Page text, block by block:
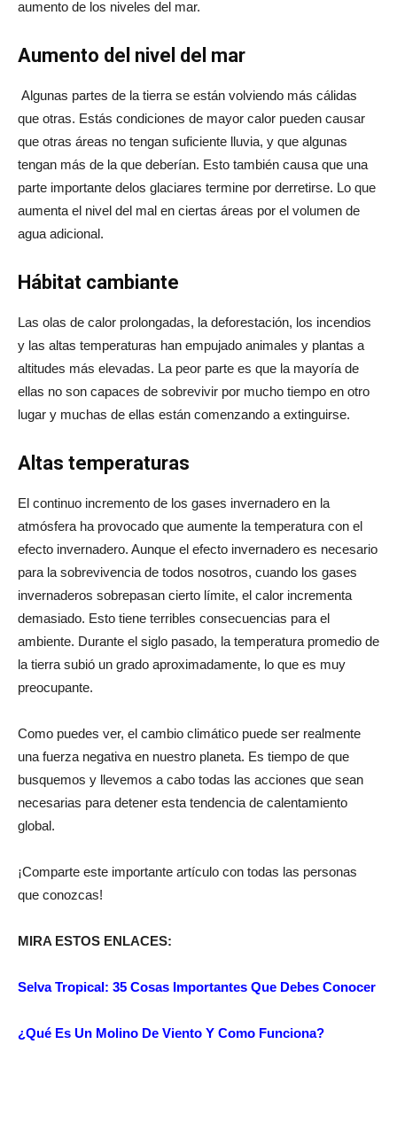
aumento de los niveles del mar.
Aumento del nivel del mar
Algunas partes de la tierra se están volviendo más cálidas
que otras. Estás condiciones de mayor calor pueden causar
que otras áreas no tengan suficiente lluvia, y que algunas
tengan más de la que deberían. Esto también causa que una
parte importante delos glaciares termine por derretirse. Lo que
aumenta el nivel del mal en ciertas áreas por el volumen de
agua adicional.
Hábitat cambiante
Las olas de calor prolongadas, la deforestación, los incendios
y las altas temperaturas han empujado animales y plantas a
altitudes más elevadas. La peor parte es que la mayoría de
ellas no son capaces de sobrevivir por mucho tiempo en otro
lugar y muchas de ellas están comenzando a extinguirse.
Altas temperaturas
El continuo incremento de los gases invernadero en la
atmósfera ha provocado que aumente la temperatura con el
efecto invernadero. Aunque el efecto invernadero es necesario
para la sobrevivencia de todos nosotros, cuando los gases
invernaderos sobrepasan cierto límite, el calor incrementa
demasiado. Esto tiene terribles consecuencias para el
ambiente. Durante el siglo pasado, la temperatura promedio de
la tierra subió un grado aproximadamente, lo que es muy
preocupante.
Como puedes ver, el cambio climático puede ser realmente
una fuerza negativa en nuestro planeta. Es tiempo de que
busquemos y llevemos a cabo todas las acciones que sean
necesarias para detener esta tendencia de calentamiento
global.
¡Comparte este importante artículo con todas las personas
que conozcas!
MIRA ESTOS ENLACES:
Selva Tropical: 35 Cosas Importantes Que Debes Conocer
¿Qué Es Un Molino De Viento Y Como Funciona?